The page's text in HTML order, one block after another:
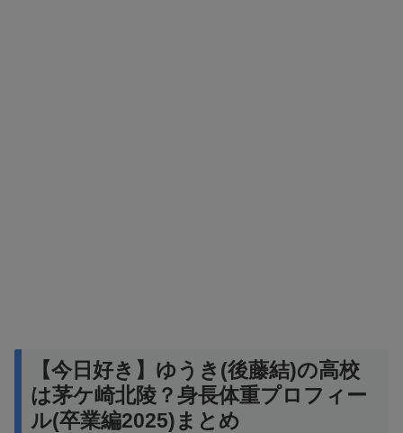
【今日好き】ゆうき(後藤結)の高校
は茅ケ崎北陵？身長体重プロフィー
ル(卒業編2025)まとめ